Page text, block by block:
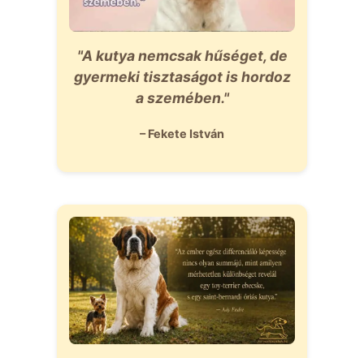
"A kutya nemcsak hűséget, de
gyermeki tisztaságot is hordoz
a szemében."
– Fekete István